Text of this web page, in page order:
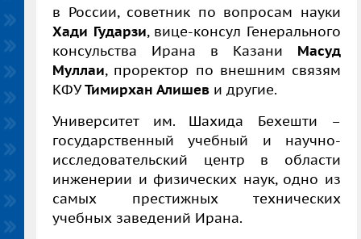
в России, советник по вопросам науки
Хади Гударзи, вице-консул Генерального
консульства Ирана в Казани Масуд
Муллаи, проректор по внешним связям
КФУТимирхан Алишев и другие.
Университет им. Шахида Бехешти –
государственный учебный и научно-
исследовательский центр в области
инженерии и физических наук, одно из
самых престижных технических
учебных заведений Ирана.